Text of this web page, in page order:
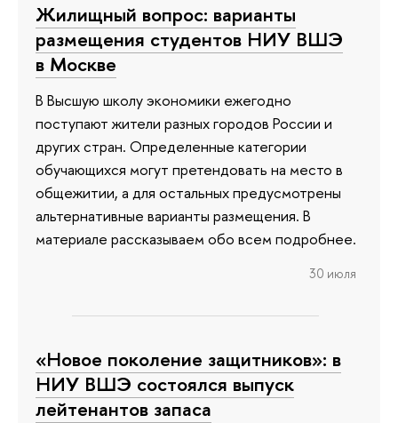
Жилищный вопрос: варианты
размещения студентов НИУ ВШЭ
в Москве
В Высшую школу экономики ежегодно
поступают жители разных городов России и
других стран. Определенные категории
обучающихся могут претендовать на место в
общежитии, а для остальных предусмотрены
альтернативные варианты размещения. В
материале рассказываем обо всем подробнее.
30 июля
«Новое поколение защитников»: в
НИУ ВШЭ состоялся выпуск
лейтенантов запаса